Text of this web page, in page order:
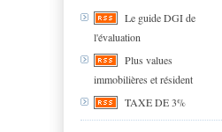
Le guide DGI de
l'évaluation
Plus values
immobilières et résident
TAXE DE 3%